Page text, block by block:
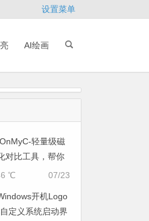
设置菜单
AI绘画
轻量级磁
对比工具，帮你
空间的罪魁祸首
07/23
℃
开机Logo
定义系统启动界